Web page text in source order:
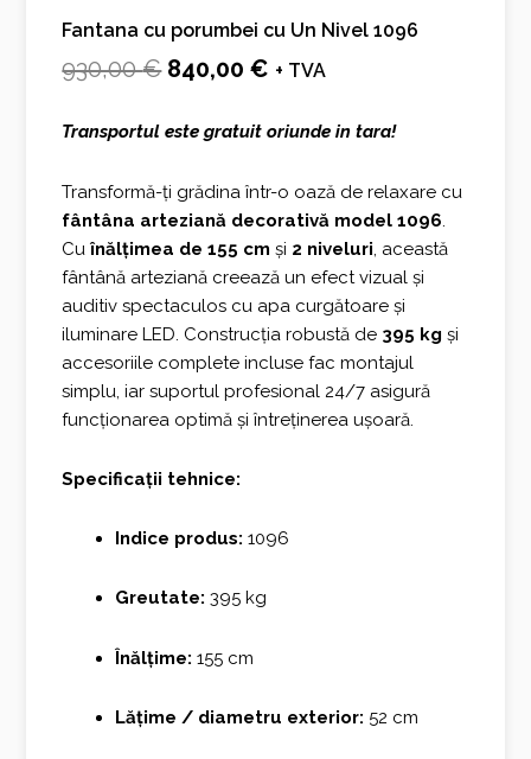
Fantana cu porumbei cu Un Nivel 1096
930,00€ Prețul
a
fost:
930,00 €.
840,00€ Prețul
este:
840,00 €.
+ TVA
Transportul este gratuit oriunde in tara!
Transformă-ți grădina într-o oază de relaxare cu
fântâna arteziană decorativă model 1096.
Cuînălțimea de 155 cm și 2 niveluri, această
fântână arteziană creează un efect vizual și
auditiv spectaculos cu apa curgătoare și
iluminare LED. Construcția robustă de 395 kg și
accesoriile complete incluse fac montajul
simplu, iar suportul profesional 24/7 asigură
funcționarea optimă și întreținerea ușoară.
Specificații tehnice:
Indice produs: 1096
Greutate: 395 kg
Înălțime: 155 cm
Lățime / diametru exterior: 52 cm